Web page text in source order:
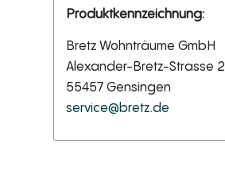
Produktkennzeichnung:
Bretz Wohnträume GmbH
Alexander-Bretz-Strasse 2
55457 Gensingen
service@bretz.de